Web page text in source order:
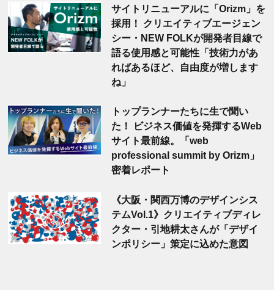
サイトリニューアルに「Orizm」を
採用！ クリエイティブエージェン
シー・NEW FOLKが開発者目線で
語る使用感と可能性「技術力があ
ればあるほど、自由度が増します
ね」
トップランナーたちに生で聞い
た！ ビジネス価値を発揮するWeb
サイト最前線。「web
professional summit by Orizm」
密着レポート
《大阪・関西万博のデザインシス
テムVol.1》クリエイティブディレ
クター・引地耕太さんが「デザイ
ンポリシー」策定に込めた意図